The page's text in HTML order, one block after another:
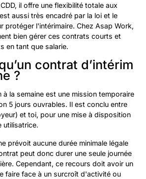
il offre une flexibilité totale aux
aussi très encadré par la loi et le
protéger l'intérimaire. Chez Asap Work,
bien gérer ces contrats courts et
en tant que salarie.
contrat d’intérim
?
à la semaine est une mission temporaire
5 jours ouvrables. Il est conclu entre
et toi, pour une mise à disposition
utilisatrice.
prévoit aucune durée minimale légale
peut donc durer une seule journée
Cependant, ce recours doit avoir un
faire face à un surcroît d'activité ou